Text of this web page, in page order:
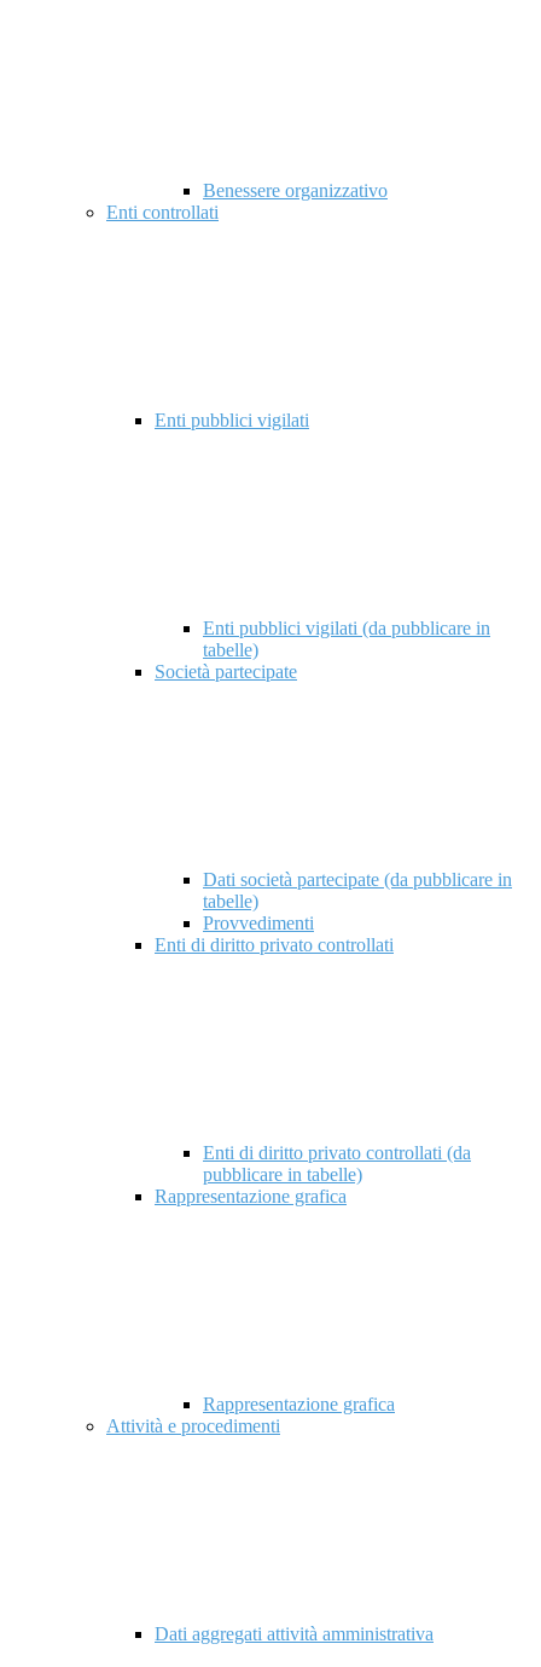
Benessere organizzativo
Enti controllati
Enti pubblici vigilati
Enti pubblici vigilati (da pubblicare in
tabelle)
Società partecipate
Dati società partecipate (da pubblicare in
tabelle)
Provvedimenti
Enti di diritto privato controllati
Enti di diritto privato controllati (da
pubblicare in tabelle)
Rappresentazione grafica
Rappresentazione grafica
Attività e procedimenti
Dati aggregati attività amministrativa